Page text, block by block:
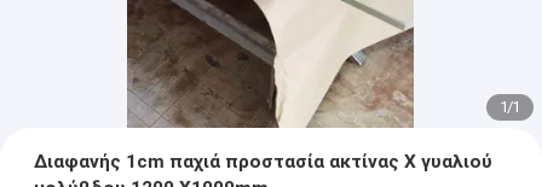
1/1
Διαφανής 1cm παχιά προστασία ακτίνας X γυαλιού